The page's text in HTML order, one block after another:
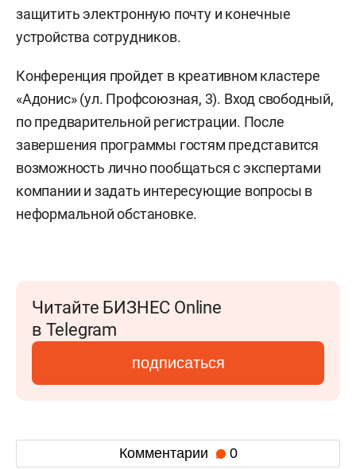
защитить электронную почту и конечные
устройства сотрудников.
Конференция пройдет в креативном кластере
«Адонис» (ул. Профсоюзная, 3). Вход свободный,
по предварительной регистрации. После
завершения программы гостям представится
возможность лично пообщаться с экспертами
компании и задать интересующие вопросы в
неформальной обстановке.
Читайте БИЗНЕС Online
в Telegram
подписаться
Комментарии 0